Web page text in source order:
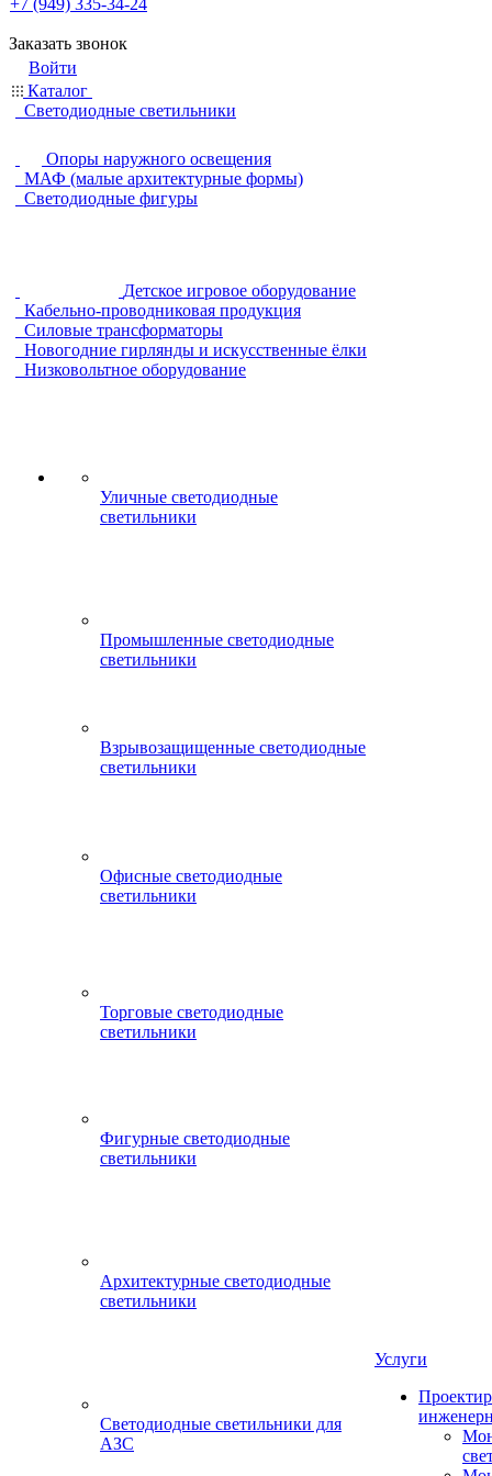
+7 (949) 335-34-24
Заказать звонок
Войти
Каталог
Светодиодные светильники
Опоры наружного освещения
МАФ (малые архитектурные формы)
Светодиодные фигуры
Детское игровое оборудование
Кабельно-проводниковая продукция
Силовые трансформаторы
Новогодние гирлянды и искусственные ёлки
Низковольтное оборудование
Уличные светодиодные
светильники
Промышленные светодиодные
светильники
Взрывозащищенные светодиодные
светильники
Офисные светодиодные
светильники
Торговые светодиодные
светильники
Фигурные светодиодные
светильники
Архитектурные светодиодные
светильники
Светодиодные светильники для
АЗС
Услуги